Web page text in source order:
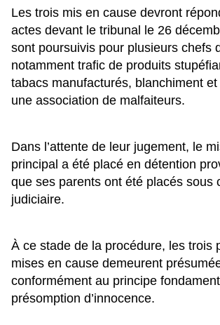
Les trois mis en cause devront
actes devant le tribunal le 26
sont poursuivis pour plusieurs chefs
notamment trafic de produits
tabacs manufacturés, blanchiment
une association de malfaiteurs.
Dans l’attente de leur jugement, le
principal a été placé en détention
que ses parents ont été placés sous
judiciaire.
À ce stade de la procédure, les trois
mises en cause demeurent
conformément au principe
présomption d’innocence.